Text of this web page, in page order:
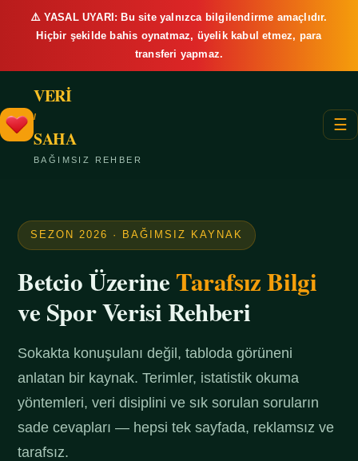
⚠️ YASAL UYARI: Bu site yalnızca bilgilendirme amaçlıdır.
Hiçbir şekilde bahis oynatmaz, üyelik kabul etmez, para
transferi yapmaz.
VERİ
/
SAHA
BAĞIMSIZ REHBER
☰
SEZON 2026 · BAĞIMSIZ KAYNAK
Betcio ÜzerineTarafsız Bilgi
ve Spor Verisi Rehberi
Sokakta konuşulanı değil, tabloda görüneni
anlatan bir kaynak. Terimler, istatistik okuma
yöntemleri, veri disiplini ve sık sorulan soruların
sade cevapları — hepsi tek sayfada, reklamsız ve
tarafsız.